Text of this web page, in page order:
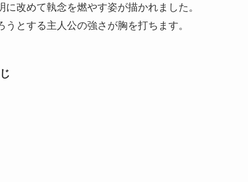
改めて執念を燃やす姿が描かれました。
うとする主人公の強さが胸を打ちます。